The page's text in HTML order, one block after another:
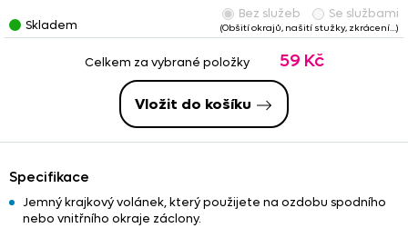
Skladem
Bez služeb Se službami
(Obšití okrajů, našití stužky, zkrácení…)
Celkem za vybrané položky 59 Kč
Vložit do košíku
Specifikace
Jemný krajkový volánek, který použijete na ozdobu spodního
nebo vnitřního okraje záclony.